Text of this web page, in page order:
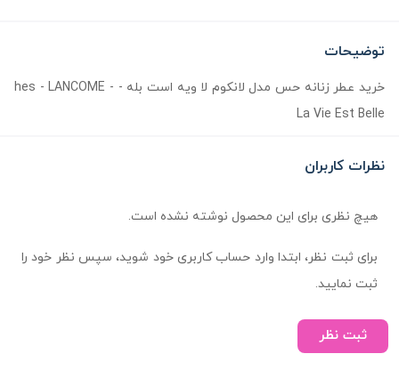
توضیحات
خرید عطر زنانه حس مدل لانکوم لا ویه است بله - hes - LANCOME -
La Vie Est Belle
نظرات کاربران
هیچ نظری برای این محصول نوشته نشده است.
برای ثبت نظر، ابتدا وارد حساب کاربری خود شوید، سپس نظر خود را
ثبت نمایید.
ثبت نظر